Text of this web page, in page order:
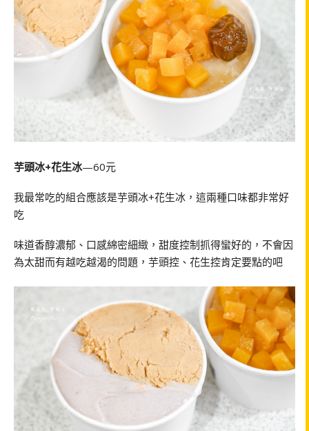
芋頭冰+花生冰—60元
我最常吃的組合應該是芋頭冰+花生冰，這兩種口味都非常好
吃
味道香醇濃郁、口感綿密細緻，甜度控制抓得蠻好的，不會因
為太甜而有越吃越渴的問題，芋頭控、花生控肯定要點的吧